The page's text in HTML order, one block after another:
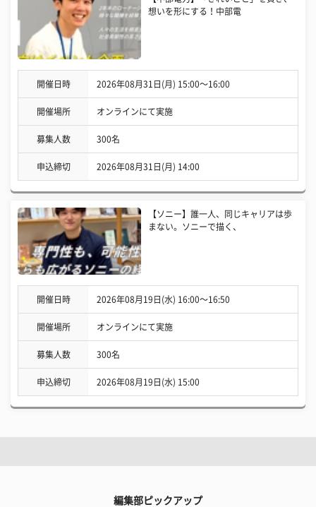
想いを形にする！中部電
開催日時 2026年08月31日(月) 15:00〜16:00
開催場所 オンラインにて実施
募集人数 300名
申込締切 2026年08月31日(月) 14:00
【ソニー】誰一人、同じキャリアは歩
まない。ソニーで描く、
開催日時 2026年08月19日(水) 16:00〜16:50
開催場所 オンラインにて実施
募集人数 300名
申込締切 2026年08月19日(水) 15:00
編集部ピックアップ